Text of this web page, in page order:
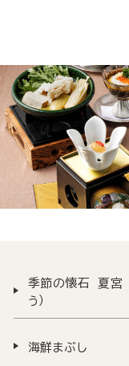
季節の懐石 夏宮
う）
海鮮まぶし